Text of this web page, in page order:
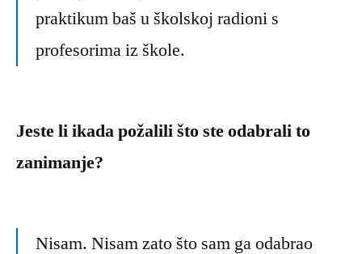
praktikum baš u školskoj radioni s
profesorima iz škole.
Jeste li ikada požalili što ste odabrali to
zanimanje?
Nisam. Nisam zato što sam ga odabrao